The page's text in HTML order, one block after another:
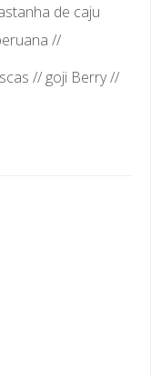
de caju
//
// goji Berry //